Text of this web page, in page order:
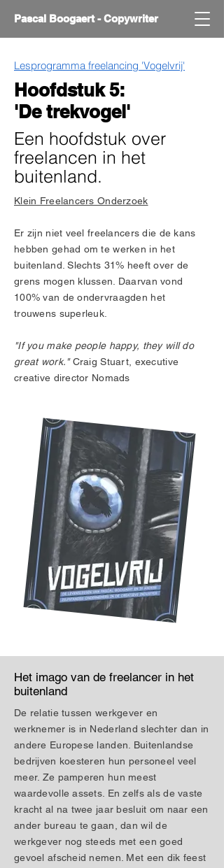
Pascal Boogaert - Copywriter
Lesprogramma freelancing 'Vogelvrij'
Hoofdstuk 5:
'De trekvogel'
Een hoofdstuk over
freelancen in het
buitenland.
Klein Freelancers Onderzoek
Er zijn niet veel freelancers die de kans
hebben gehad om te werken in het
buitenland. Slechts 31% heeft over de
grens mogen klussen. Daarvan vond
100% van de ondervraagden het
trouwens superleuk.
"If you make people happy, they will do
great work."Craig Stuart, executive
creative director Nomads
Het imago van de freelancer in het
buitenland
De relatie tussen werkgever en
werknemer is in Nederland slechter dan in
andere Europese landen. Buitenlandse
bedrijven koesteren hun personeel veel
meer. Ze pamperen hun meest
waardevolle assets. En zelfs als de vaste
kracht al na twee jaar besluit om naar een
ander bureau te gaan, dan wil de
werkgever nog steeds met een goed
gevoel afscheid nemen. Met een dik feest